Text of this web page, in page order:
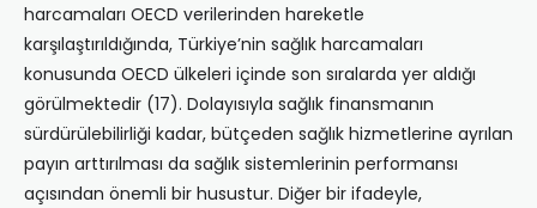
harcamaları OECD verilerinden hareketle
karşılaştırıldığında, Türkiye’nin sağlık harcamaları
konusunda OECD ülkeleri içinde son sıralarda yer aldığı
görülmektedir (17). Dolayısıyla sağlık finansmanın
sürdürülebilirliği kadar, bütçeden sağlık hizmetlerine ayrılan
payın arttırılması da sağlık sistemlerinin performansı
açısından önemli bir husustur. Diğer bir ifadeyle,